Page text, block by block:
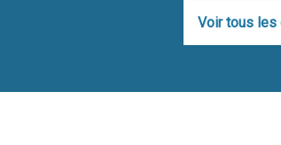
Voir tous